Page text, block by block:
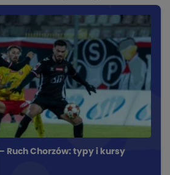
Ruch Chorzów: typy i kursy